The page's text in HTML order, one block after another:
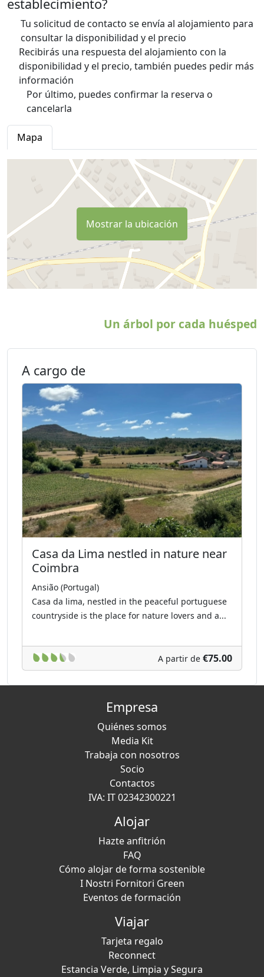
establecimiento?
Tu solicitud de contacto se envía al alojamiento para
consultar la disponibilidad y el precio
Recibirás una respuesta del alojamiento con la
disponibilidad y el precio, también puedes pedir más
información
Por último, puedes confirmar la reserva o
cancelarla
Mapa
Mostrar la ubicación
Un árbol por cada huésped
A cargo de
Casa da Lima nestled in nature near
Coimbra
Ansião (Portugal)
Casa da lima, nestled in the peaceful portuguese
countryside is the place for nature lovers and a...
A partir de €75.00
Empresa
Quiénes somos
Media Kit
Trabaja con nosotros
Socio
Contactos
IVA: IT 02342300221
Alojar
Hazte anfitrión
FAQ
Cómo alojar de forma sostenible
I Nostri Fornitori Green
Eventos de formación
Viajar
Tarjeta regalo
Reconnect
Estancia Verde, Limpia y Segura